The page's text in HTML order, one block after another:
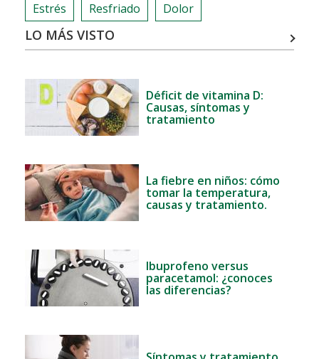
Estrés Resfriado Dolor
LO MÁS VISTO
Déficit de vitamina D:
Causas, síntomas y
tratamiento
La fiebre en niños: cómo
tomar la temperatura,
causas y tratamiento.
Ibuprofeno versus
paracetamol: ¿conoces
las diferencias?